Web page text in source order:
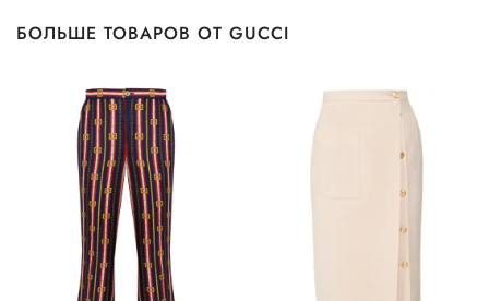
БОЛЬШЕ ТОВАРОВ ОТ GUCCI